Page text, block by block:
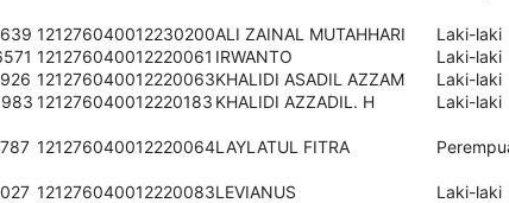
121276040012230200ALI ZAINAL MUTAHHARI Laki-laki
121276040012220061 IRWANTO Laki-laki
121276040012220063KHALIDI ASADIL AZZAM Laki-laki
121276040012220183 KHALIDI AZZADIL. H Laki-laki
121276040012220064LAYLATUL FITRA
121276040012220083LEVIANUS Laki-laki